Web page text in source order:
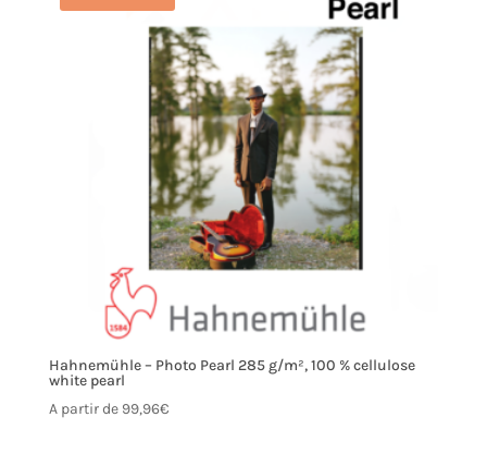
Hahnemühle – Photo Pearl 285 g/m², 100 % cellulose
white pearl
A partir de 99,96€